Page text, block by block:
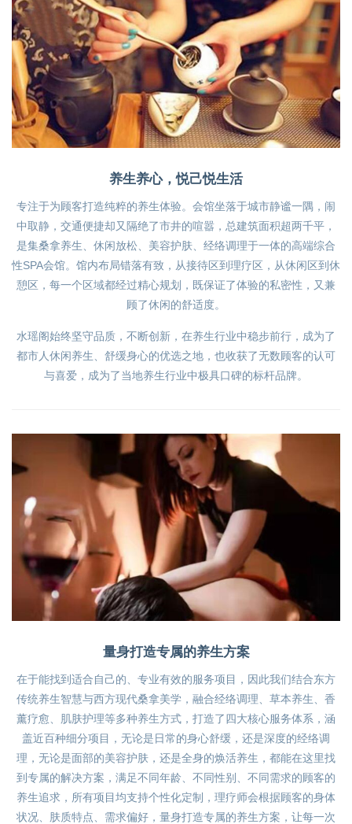
养生养心，悦己悦生活
专注于为顾客打造纯粹的养生体验。会馆坐落于城市静谧一隅，闹
中取静，交通便捷却又隔绝了市井的喧嚣，总建筑面积超两千平，
是集桑拿养生、休闲放松、美容护肤、经络调理于一体的高端综合
性SPA会馆。馆内布局错落有致，从接待区到理疗区，从休闲区到休
憩区，每一个区域都经过精心规划，既保证了体验的私密性，又兼
顾了休闲的舒适度。
水瑶阁始终坚守品质，不断创新，在养生行业中稳步前行，成为了
都市人休闲养生、舒缓身心的优选之地，也收获了无数顾客的认可
与喜爱，成为了当地养生行业中极具口碑的标杆品牌。
量身打造专属的养生方案
在于能找到适合自己的、专业有效的服务项目，因此我们结合东方
传统养生智慧与西方现代桑拿美学，融合经络调理、草本养生、香
薰疗愈、肌肤护理等多种养生方式，打造了四大核心服务体系，涵
盖近百种细分项目，无论是日常的身心舒缓，还是深度的经络调
理，无论是面部的美容护肤，还是全身的焕活养生，都能在这里找
到专属的解决方案，满足不同年龄、不同性别、不同需求的顾客的
养生追求，所有项目均支持个性化定制，理疗师会根据顾客的身体
状况、肤质特点、需求偏好，量身打造专属的养生方案，让每一次